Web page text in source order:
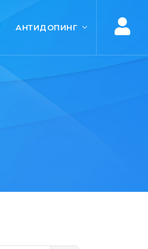
АНТИДОПИНГ